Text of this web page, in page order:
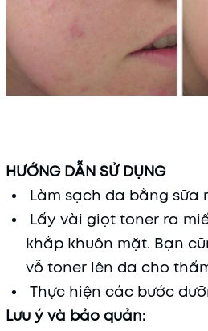
HƯỚNG DẪN SỬ DỤNG
Làm sạch da bằng sữa
Lấy vài giọt toner ra
khắp khuôn mặt. Bạn
vỗ toner lên da cho
Thực hiện các bước
Lưu ý và bảo quản: